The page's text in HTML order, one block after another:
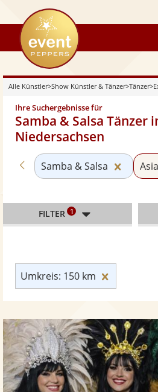
eventpeppers
Alle Künstler>Show Künstler & Tänzer>Tänzer>
Ihre Suchergebnisse für
Samba & Salsa Tänzer
Niedersachsen
Zurück zu «Exotischer Tanz»
Samba & Salsa
Umkreis: 150 km
FILTER 1